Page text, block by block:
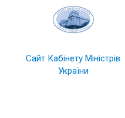
Сайт Кабінету Міністрів
України